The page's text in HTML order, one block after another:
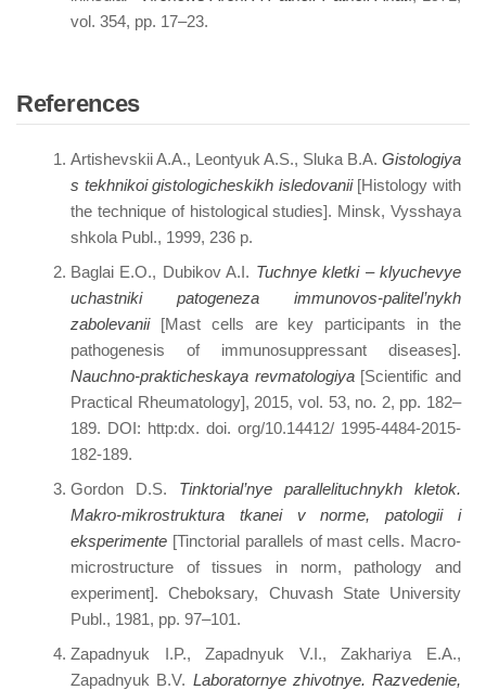
vol. 354, pp. 17–23.
References
Artishevskii A.A., Leontyuk A.S., Sluka B.A. Gistologiya
s tekhnikoi gistologicheskikh isledovanii [Histology with
the technique of histological studies]. Minsk, Vysshaya
shkola Publ., 1999, 236 p.
Baglai E.O., Dubikov A.I. Tuchnye kletki – klyuchevye
uchastniki patogeneza immunovos-palitel’nykh
zabolevanii [Mast cells are key participants in the
pathogenesis of immunosuppressant diseases].
Nauchno-prakticheskaya revmatologiya[Scientific and
Practical Rheumatology], 2015, vol. 53, no. 2, pp. 182–
189. DOI: http:dx. doi. org/10.14412/ 1995-4484-2015-
182-189.
Gordon D.S. Tinktorial’nye parallelituchnykh kletok.
Makro-mikrostruktura tkanei v norme, patologii i
eksperimente [Tinctorial parallels of mast cells. Macro-
microstructure of tissues in norm, pathology and
experiment]. Cheboksary, Chuvash State University
Publ., 1981, pp. 97–101.
Zapadnyuk I.P., Zapadnyuk V.I., Zakhariya E.A.,
Zapadnyuk B.V. Laboratornye zhivotnye. Razvedenie,